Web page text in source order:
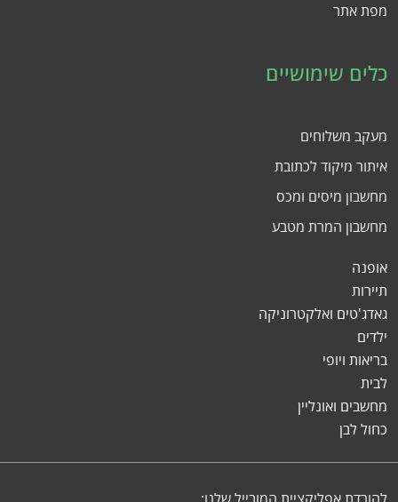
מפת אתר
כלים שימושיים
מעקב משלוחים
איתור מיקוד לכתובת
מחשבון מיסים ומכס
מחשבון המרת מטבע
אופנה
תיירות
גאדג'טים ואלקטרוניקה
ילדים
בריאות ויופי
לבית
מחשבים ואונליין
כחול לבן